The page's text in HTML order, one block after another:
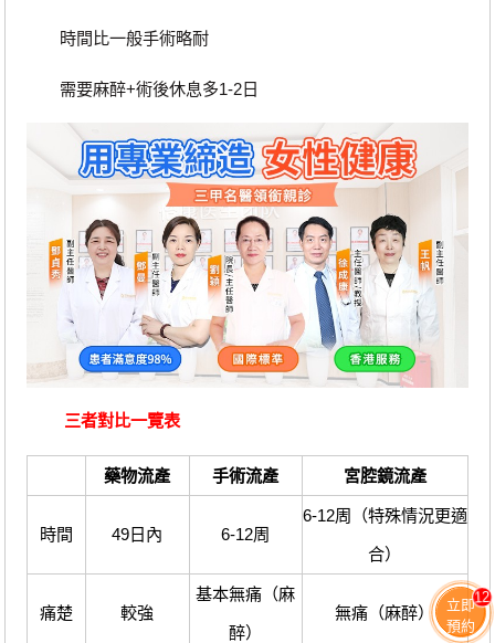
時間比一般手術略耐
需要麻醉+術後休息多1-2日
三者對比一覽表
藥物流產 手術流產 宮腔鏡流產
時間 49日內 6-12周
6-12周（特殊情況更適
合）
痛楚 較強
基本無痛（麻
醉）
無痛（麻醉）
立即
預約
12